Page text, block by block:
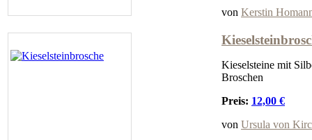
von Kerstin
Kieselsteine mit
Broschen
Preis: 12,00 €
von Ursula von